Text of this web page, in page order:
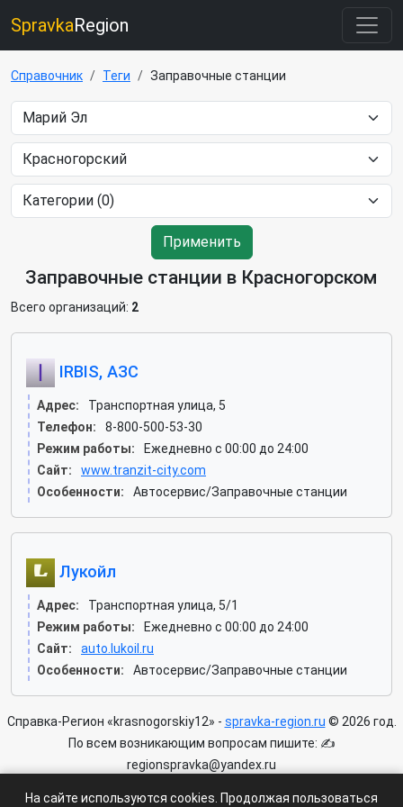
SpravkaRegion
Справочник Теги Заправочные станции
Применить
Заправочные станции в Красногорском
Всего организаций: 2
IRBIS, АЗС
Адрес:
Транспортная улица, 5
Телефон:
8-800-500-53-30
Режим работы:
Ежедневно с 00:00 до 24:00
Сайт:
www.tranzit-city.com
Особенности:
Автосервис/Заправочные станции
Лукойл
Адрес:
Транспортная улица, 5/1
Режим работы:
Ежедневно с 00:00 до 24:00
Сайт:
auto.lukoil.ru
Особенности:
Автосервис/Заправочные станции
Справка-Регион «krasnogorskiy12» - spravka-region.ru © 2026 год.
По всем возникающим вопросам пишите: ✍
regionspravka@yandex.ru
На сайте используются cookies. Продолжая пользоваться